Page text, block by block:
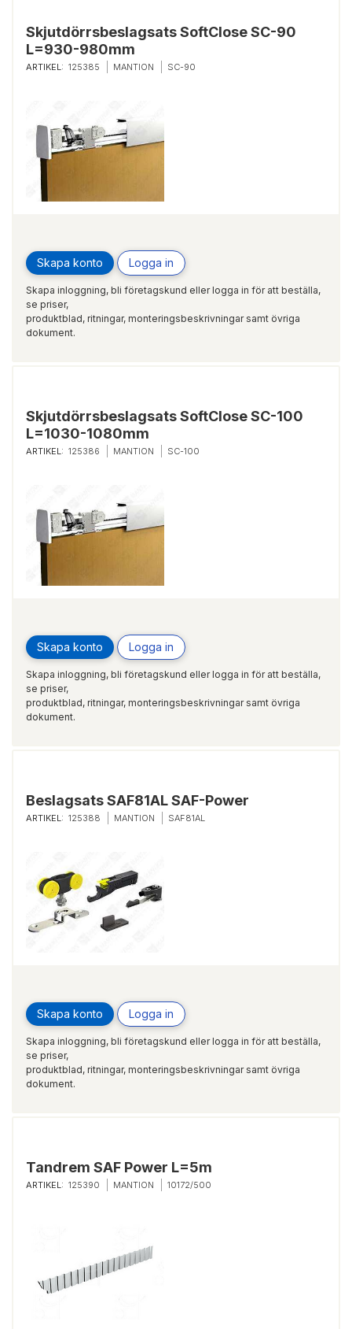
Skjutdörrsbeslagsats SoftClose SC-90
L=930-980mm
ARTIKEL: 125385 MANTION SC-90
Skapa konto Logga in
Skapa inloggning, bli företagskund eller logga in för att beställa,
se priser,
produktblad, ritningar, monteringsbeskrivningar samt övriga
dokument.
Skjutdörrsbeslagsats SoftClose SC-100
L=1030-1080mm
ARTIKEL: 125386 MANTION SC-100
Skapa konto Logga in
Skapa inloggning, bli företagskund eller logga in för att beställa,
se priser,
produktblad, ritningar, monteringsbeskrivningar samt övriga
dokument.
Beslagsats SAF81AL SAF-Power
ARTIKEL: 125388 MANTION SAF81AL
Skapa konto Logga in
Skapa inloggning, bli företagskund eller logga in för att beställa,
se priser,
produktblad, ritningar, monteringsbeskrivningar samt övriga
dokument.
Tandrem SAF Power L=5m
ARTIKEL: 125390 MANTION 10172/500